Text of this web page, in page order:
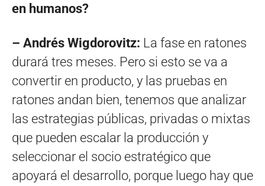
en humanos?
– Andrés Wigdorovitz: La fase en ratones
durará tres meses. Pero si esto se va a
convertir en producto, y las pruebas en
ratones andan bien, tenemos que analizar
las estrategias públicas, privadas o mixtas
que pueden escalar la producción y
seleccionar el socio estratégico que
apoyará el desarrollo, porque luego hay que